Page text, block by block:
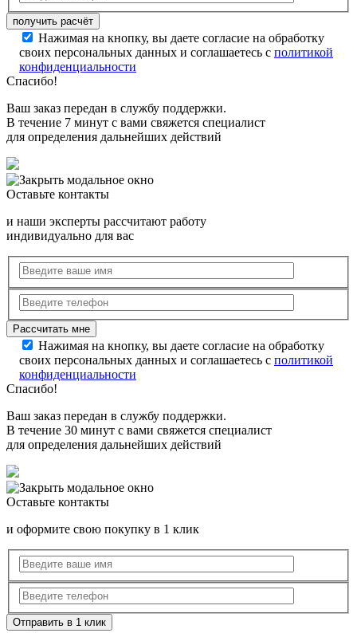
Нажимая на кнопку, вы даете согласие на обработку
своих персональных данных и соглашаетесь с политикой
конфиденциальности
Спасибо!
Ваш заказ передан в службу поддержки.
В течение 7 минут с вами свяжется специалист
для определения дальнейших действий
Оставьте контакты
и наши эксперты рассчитают работу
индивидуально для вас
Нажимая на кнопку, вы даете согласие на обработку
своих персональных данных и соглашаетесь с политикой
конфиденциальности
Спасибо!
Ваш заказ передан в службу поддержки.
В течение 30 минут с вами свяжется специалист
для определения дальнейших действий
Оставьте контакты
и оформите свою покупку в 1 клик